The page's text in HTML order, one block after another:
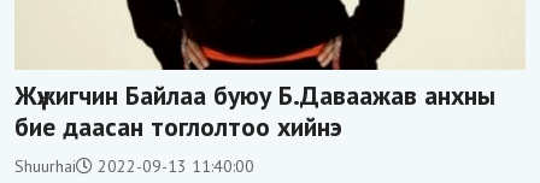
Жүжигчин Байлаа буюу Б.Даваажав анхны
бие даасан тоглолтоо хийнэ
Shuurhai 2022-09-13 11:40:00